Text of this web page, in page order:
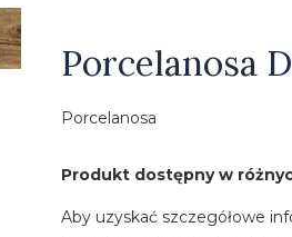
Porcelanosa
Porcelanosa
Produkt dostępny w
Aby uzyskać szczegółowe